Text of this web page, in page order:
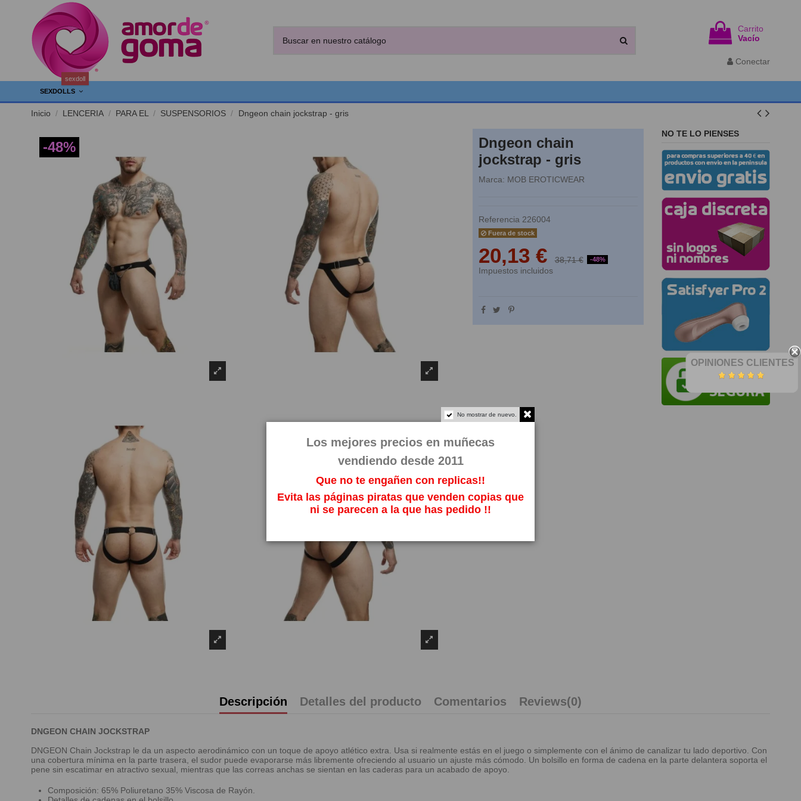
Carrito
Vacío
Conectar
SEXDOLLS
sexdoll
Inicio LENCERIA PARA EL SUSPENSORIOS Dngeon chain jockstrap - gris
-48%
Dngeon chain
jockstrap - gris
Marca: MOB EROTICWEAR
Referencia 226004
Fuera de stock
20,13 € 38,71 € -48%
Impuestos incluidos
NO TE LO PIENSES
Descripción Detalles del producto Comentarios Reviews(0)
DNGEON CHAIN JOCKSTRAP
DNGEON Chain Jockstrap le da un aspecto aerodinámico con un toque de apoyo atlético extra. Usa si realmente estás en el juego o simplemente con el ánimo de canalizar tu lado deportivo. Con
una cobertura mínima en la parte trasera, el sudor puede evaporarse más libremente ofreciendo al usuario un ajuste más cómodo. Un bolsillo en forma de cadena en la parte delantera soporta el
pene sin escatimar en atractivo sexual, mientras que las correas anchas se sientan en las caderas para un acabado de apoyo.
Composición: 65% Poliuretano 35% Viscosa de Rayón.
OPINIONES CLIENTES
No mostrar de nuevo.
Los mejores precios en muñecas
vendiendo desde 2011
Que no te engañen con replicas!!
Evita las páginas piratas que venden copias que
ni se parecen a la que has pedido !!